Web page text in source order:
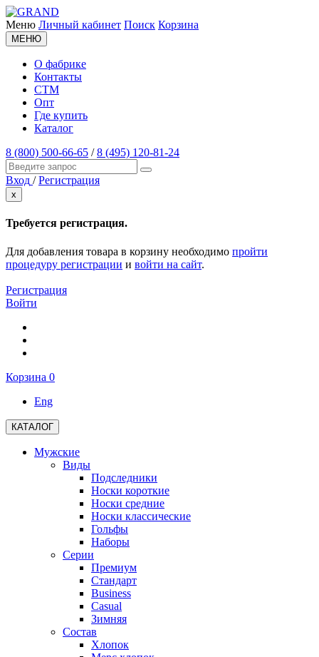
Меню Личный кабинет Поиск Корзина
МЕНЮ
О фабрике
Контакты
СТМ
Опт
Где купить
Каталог
8 (800) 500-66-65 /8 (495) 120-81-24
Вход / Регистрация
x
Требуется регистрация.
Для добавления товара в корзину необходимо пройти
процедуру регистрации и войти на сайт.
Регистрация
Войти
Корзина 0
Eng
КАТАЛОГ
Мужские
Виды
Подследники
Носки короткие
Носки средние
Носки классические
Гольфы
Наборы
Серии
Премиум
Стандарт
Business
Casual
Зимняя
Состав
Хлопок